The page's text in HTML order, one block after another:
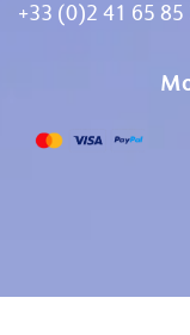
+33 (0)2 41 65 85